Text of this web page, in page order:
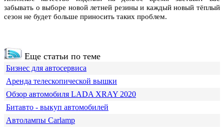
забывать о выборе новой летней резины и каждый новый тёплый
сезон не будет больше приносить таких проблем.
Еще статьи по теме
Бизнес для автосервиса
Аренда телескопической вышки
Обзор автомобиля LADA XRAY 2020
Битавто - выкуп автомобилей
Автолампы Carlamp